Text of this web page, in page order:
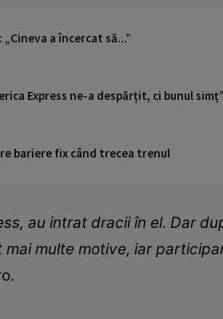
a încercat să...”
Express ne-a despărțit, ci bunul simț”
bariere fix când trecea trenul
au intrat dracii în el. Dar
multe motive, iar